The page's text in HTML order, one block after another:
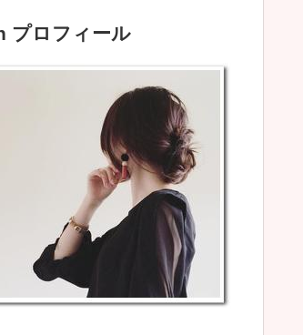
プロフィール